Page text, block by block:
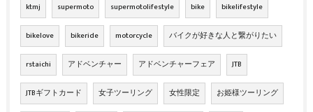
ktmj supermoto supermotolifestyle bike bikelifestyle
bikelove bikeride motorcycle バイクが好きな人と繋がりたい
rstaichi アドベンチャー アドベンチャーフェア JTB
JTBギフトカード 女子ツーリング 女性限定 お姫様ツーリング